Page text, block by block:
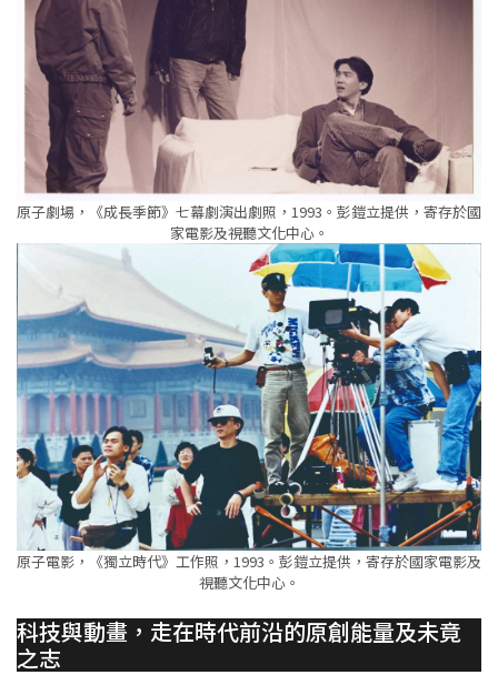
原子劇場，《成長季節》七幕劇演出劇照，1993。彭鎧立提供，寄存於國
家電影及視聽文化中心。
原子電影，《獨立時代》工作照，1993。彭鎧立提供，寄存於國家電影及
視聽文化中心。
科技與動畫，走在時代前沿的原創能量及未竟
之志